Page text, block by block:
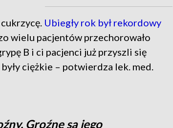
Ubiegły rok był rekordowy
wielu pacjentów przechorowało
B i ci pacjenci już przyszli się
ciężkie – potwierdza lek. med.
Groźne są jego